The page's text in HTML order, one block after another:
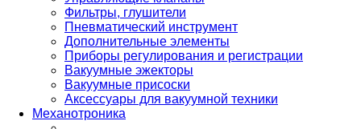
Фильтры, глушители
Пневматический инструмент
Дополнительные элементы
Приборы регулирования и регистрации
Вакуумные эжекторы
Вакуумные присоски
Аксессуары для вакуумной техники
Механотроника